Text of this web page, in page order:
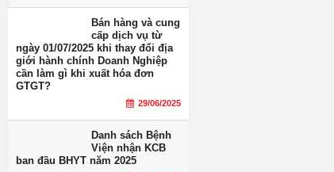
Bán hàng và cung
cấp dịch vụ từ
ngày 01/07/2025 khi thay đổi địa
giới hành chính Doanh Nghiệp
cần làm gì khi xuất hóa đơn
GTGT?
29/06/2025
Danh sách Bệnh
Viện nhận KCB
ban đầu BHYT năm 2025